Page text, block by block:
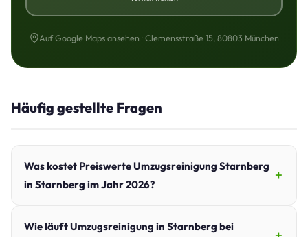
Auf Google Maps ansehen · Clemensstraße 15, 80803 München
Häufig gestellte Fragen
Was kostet Preiswerte Umzugsreinigung Starnberg
in Starnberg im Jahr 2026?
Wie läuft Umzugsreinigung in Starnberg bei